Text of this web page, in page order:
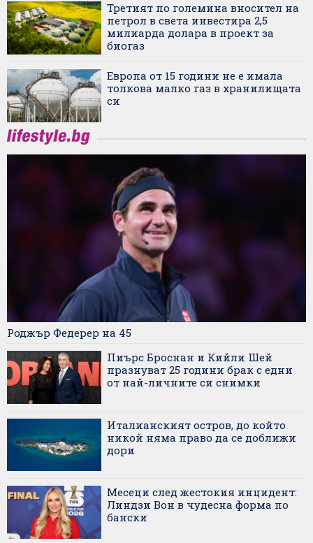
Третият по големина вносител на
петрол в света инвестира 2,5
милиарда долара в проект за
биогаз
Европа от 15 години не е имала
толкова малко газ в хранилищата
си
Роджър Федерер на 45
Пиърс Броснан и Кийли Шей
празнуват 25 години брак с едни
от най-личните си снимки
Италианският остров, до който
никой няма право да се доближи
дори
Месеци след жестокия инцидент:
Линдзи Вон в чудесна форма по
бански